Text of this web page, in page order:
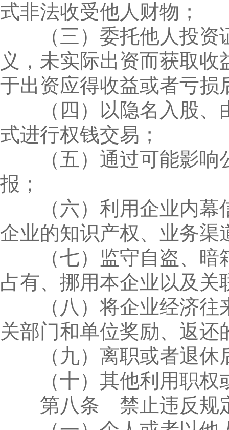
式非法收受他人财物；
（三）委托他人投资
义，未实际出资而获取
于出资应得收益或者亏损
（四）以隐名入股、
式进行权钱交易；
（五）通过可能影响
报；
（六）利用企业内幕
企业的知识产权、业务渠
（七）监守自盗、暗
占有、挪用本企业以及
（八）将企业经济往
关部门和单位奖励、返
（九）离职或者退休
（十）其他利用职权
第八条 禁止违反规定